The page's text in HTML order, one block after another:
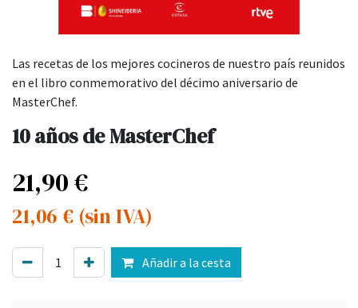
Las recetas de los mejores cocineros de nuestro país reunidos
en el libro conmemorativo del décimo aniversario de
MasterChef.
10 años de MasterChef
21,90€
21,06 € (sin IVA)
Añadir a la cesta